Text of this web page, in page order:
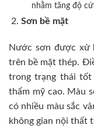
nhằm tăng độ
Sơn bề mặt
Nước sơn được xử
trên bề mặt thép.
trong trạng thái tốt
thẩm mỹ cao. Màu
có nhiều màu sắc
không gian nội thất